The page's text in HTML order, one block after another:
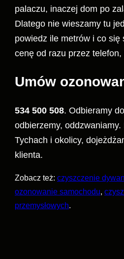
palaczu, inaczej dom po
Dlatego nie wieszamy tu
powiedz ile metrów i co się
cenę od razu przez
Umów
534 500 508. Odbieramy
odbierzemy,
Tychach i okolicy,
klienta.
Zobacz też: czyszczenie
ozonowanie samochodu,
przemysłowych.